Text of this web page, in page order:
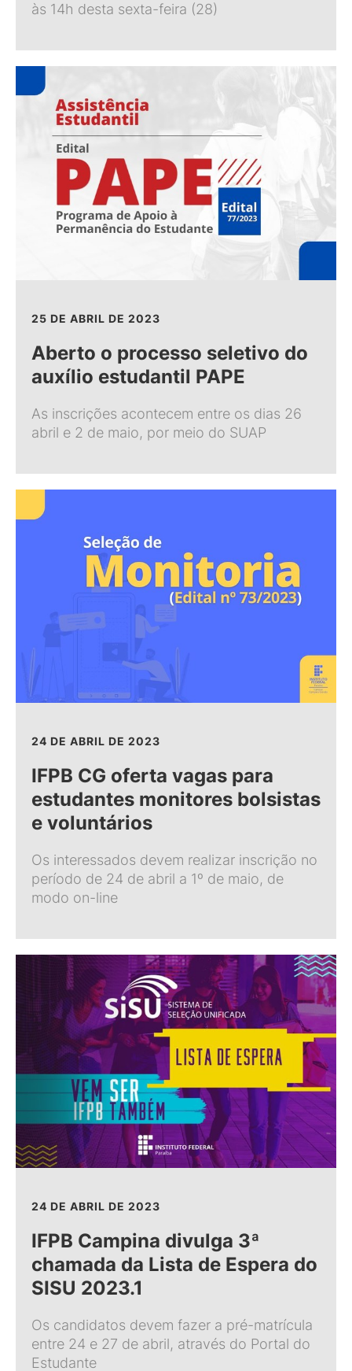
às 14h desta sexta-feira (28)
25 DE ABRIL DE 2023
Aberto o processo seletivo do
auxílio estudantil PAPE
As inscrições acontecem entre os dias 26
abril e 2 de maio, por meio do SUAP
24 DE ABRIL DE 2023
IFPB CG oferta vagas para
estudantes monitores bolsistas
e voluntários
Os interessados devem realizar inscrição no
período de 24 de abril a 1º de maio, de
modo on-line
24 DE ABRIL DE 2023
IFPB Campina divulga 3ª
chamada da Lista de Espera do
SISU 2023.1
Os candidatos devem fazer a pré-matrícula
entre 24 e 27 de abril, através do Portal do
Estudante